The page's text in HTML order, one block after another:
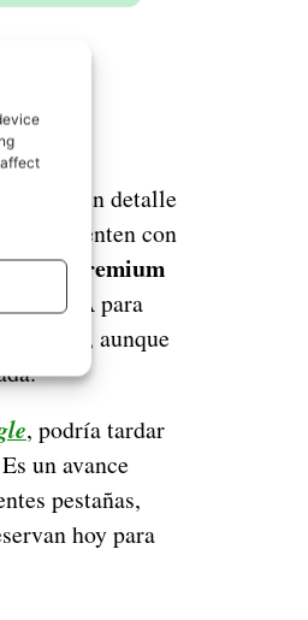
hay un detalle
que cuenten con
AI Premium
a la IA para
aunque
, podría tardar
un avance
pestañas,
hoy para